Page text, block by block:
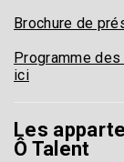
Brochure de
Programme
ici
Les
Ô Talent